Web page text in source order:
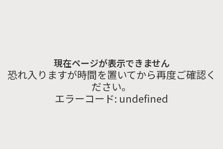
現在ページが表示できません
恐れ入りますが時間を置いてから再度ご確認く
ださい。
エラーコード: undefined